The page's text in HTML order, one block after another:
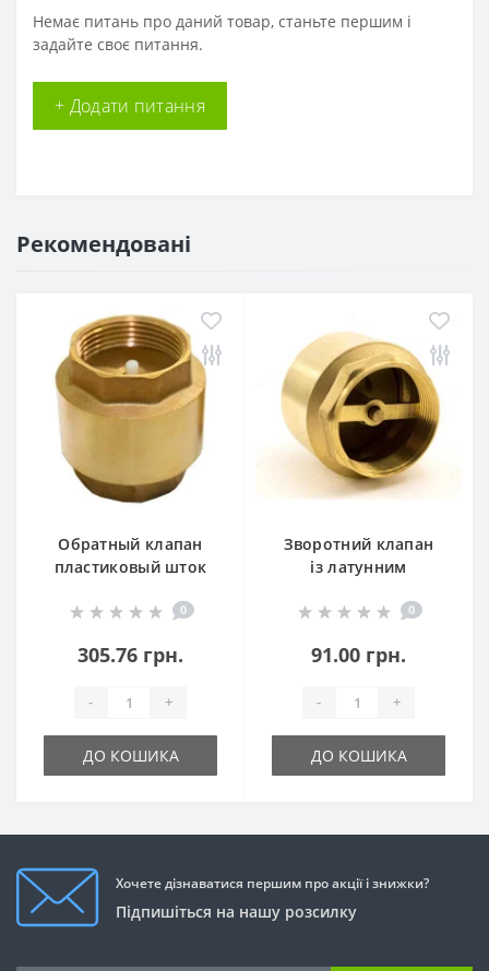
Немає питань про даний товар, станьте першим і
задайте своє питання.
+ Додати питання
Рекомендовані
Обратный клапан
пластиковый шток
0
305.76 грн.
- +
ДО КОШИКА
Зворотний клапан
із латунним
0
91.00 грн.
- +
ДО КОШИКА
Хочете дізнаватися першим про акції і знижки?
Підпишіться на нашу розсилку